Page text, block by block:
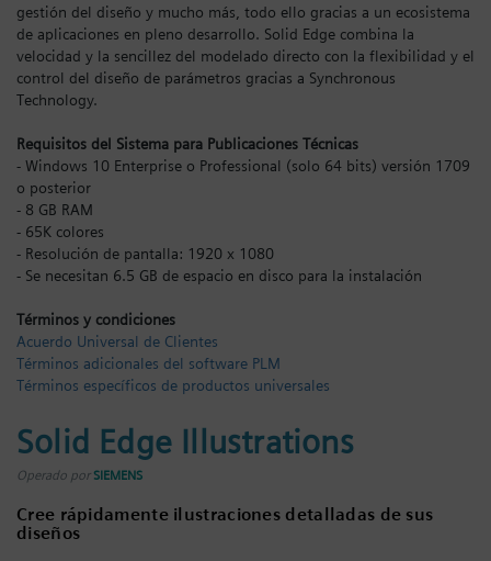
gestión del diseño y mucho más, todo ello gracias a un ecosistema
de aplicaciones en pleno desarrollo. Solid Edge combina la
velocidad y la sencillez del modelado directo con la flexibilidad y el
control del diseño de parámetros gracias a Synchronous
Technology.
Requisitos del Sistema para Publicaciones Técnicas
- Windows 10 Enterprise o Professional (solo 64 bits) versión 1709
o posterior
- 8 GB RAM
- 65K colores
- Resolución de pantalla: 1920 x 1080
- Se necesitan 6.5 GB de espacio en disco para la instalación
Términos y condiciones
Acuerdo Universal de Clientes
Términos adicionales del software PLM
Términos específicos de productos universales
Solid Edge Illustrations
Operado por SIEMENS
Cree rápidamente ilustraciones detalladas de sus
diseños